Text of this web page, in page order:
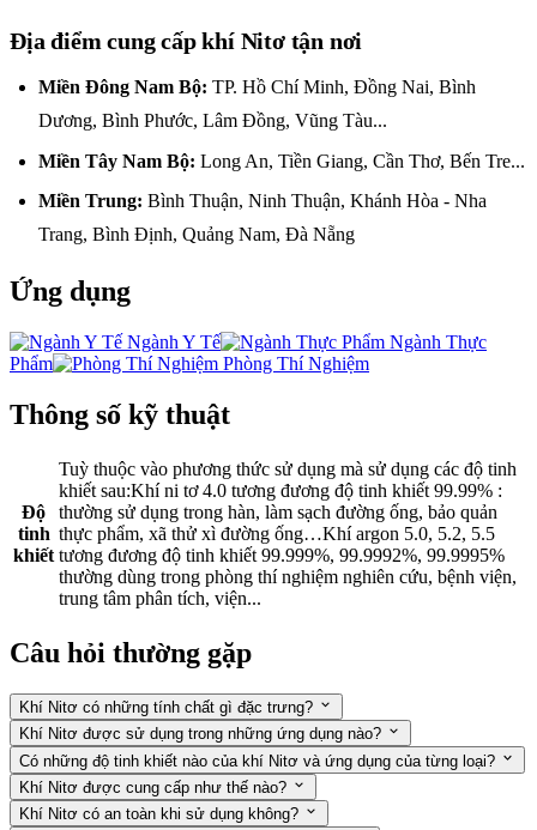
Địa điểm cung cấp khí Nitơ tận nơi
Miền Đông Nam Bộ: TP. Hồ Chí Minh, Đồng Nai, Bình
Dương, Bình Phước, Lâm Đồng, Vũng Tàu...
Miền Tây Nam Bộ: Long An, Tiền Giang, Cần Thơ, Bến Tre...
Miền Trung: Bình Thuận, Ninh Thuận, Khánh Hòa - Nha
Trang, Bình Định, Quảng Nam, Đà Nẵng
Ứng dụng
Ngành Y Tế
Ngành Thực
Phẩm
Phòng Thí Nghiệm
Thông số kỹ thuật
Độ
tinh
khiết
Tuỳ thuộc vào phương thức sử dụng mà sử dụng các độ tinh
khiết sau:Khí ni tơ 4.0 tương đương độ tinh khiết 99.99% :
thường sử dụng trong hàn, làm sạch đường ống, bảo quản
thực phẩm, xã thử xì đường ống…Khí argon 5.0, 5.2, 5.5
tương đương độ tinh khiết 99.999%, 99.9992%, 99.9995%
thường dùng trong phòng thí nghiệm nghiên cứu, bệnh viện,
trung tâm phân tích, viện...
Câu hỏi thường gặp
Khí Nitơ có những tính chất gì đặc trưng?
Khí Nitơ được sử dụng trong những ứng dụng nào?
Có những độ tinh khiết nào của khí Nitơ và ứng dụng của từng loại?
Khí Nitơ được cung cấp như thế nào?
Khí Nitơ có an toàn khi sử dụng không?